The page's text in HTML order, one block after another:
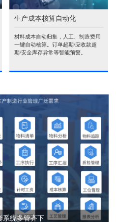
生产成本核算自动化
材料成本自动归集，人工、制造费用
一键自动核算。订单超期/应收款超
期/安全库存异常等智能预警。
系统多管齐下